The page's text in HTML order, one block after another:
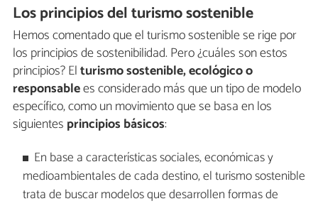
Los principios del turismo sostenible
Hemos comentado que el turismo sostenible se rige por
los principios de sostenibilidad. Pero ¿cuáles son estos
principios? Elturismo sostenible, ecológico o
responsablees considerado más que un tipo de modelo
específico, como un movimiento que se basa en los
siguientes principios básicos:
En base a características sociales, económicas y
medioambientales de cada destino, el turismo sostenible
trata de buscar modelos que desarrollen formas de